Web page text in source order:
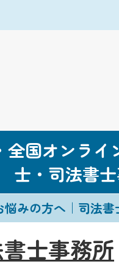
国オンラ
士・司法書
悩みの方へ｜司法
士事務所